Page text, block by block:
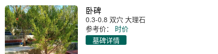
卧碑
0.3-0.8 双穴 大理石
参考价：
时价
墓碑详情